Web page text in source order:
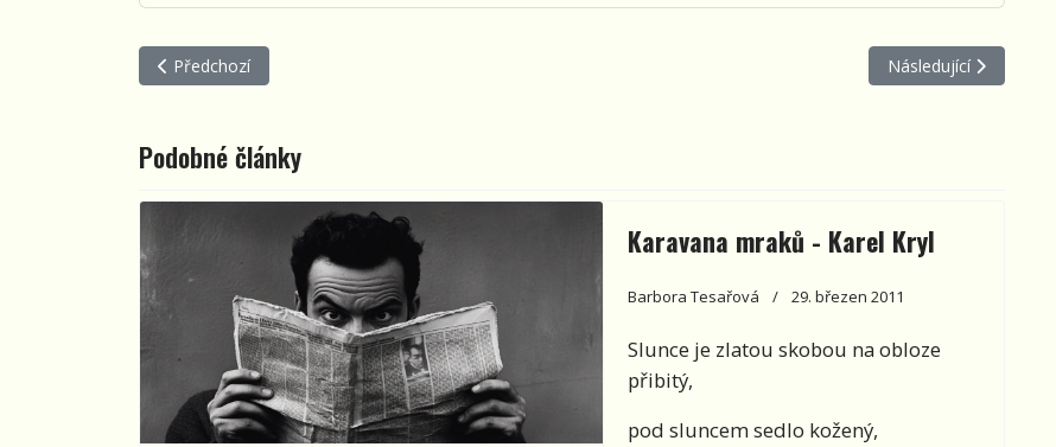
Předchozí článek: Břetislav Kotyza: Dřevěný práh
Předchozí Další článek: Nezmaři:
Následující
Podobné články
Karavana mraků - Karel Kryl
Barbora Tesařová 29. březen 2011
Slunce je zlatou skobou na obloze
přibitý,
pod sluncem sedlo kožený,